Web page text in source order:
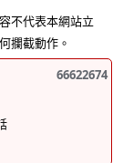
不代表本網站立
攔截動作。
66622674